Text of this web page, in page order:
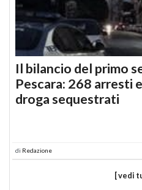
Il bilancio del primo
Pescara: 268 arresti
droga sequestrati
di Redazione
[ vedi